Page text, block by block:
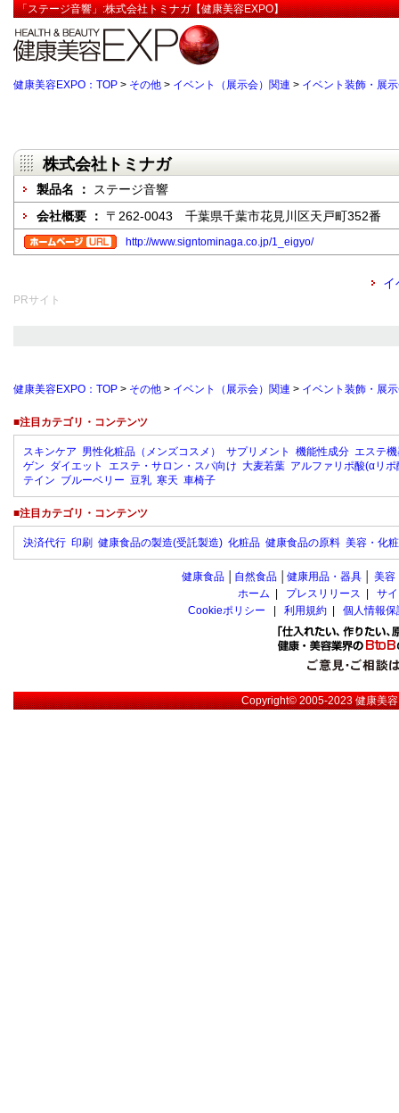
「ステージ音響」:株式会社トミナガ【健康美容EXPO】
健康美容EXPO：TOP > その他 > イベント（展示会）関連 > イベント装飾・展
株式会社トミナガ
製品名 ：
ステージ音響
会社概要 ： 〒262-0043 千葉県千葉市花見川区天戸町352番
http://www.signtominaga.co.jp/1_eigyo/
イ
PRサイト
健康美容EXPO：TOP > その他 > イベント（展示会）関連 > イベント装飾・展
■注目カテゴリ・コンテンツ
スキンケア 男性化粧品（メンズコスメ） サプリメント 機能性成分 エステ
ゲン ダイエット エステ・サロン・スパ向け 大麦若葉 アルファリポ酸(αリポ
テイン ブルーベリー 豆乳 寒天 車椅子
■注目カテゴリ・コンテンツ
決済代行 印刷 健康食品の製造(受託製造) 化粧品 健康食品の原料 美容・化
健康食品 自然食品 健康用品・器具 美容
ホーム
プレスリリース
サ
Cookieポリシー
利用規約 個人情報
Copyright© 2005-2023健康美